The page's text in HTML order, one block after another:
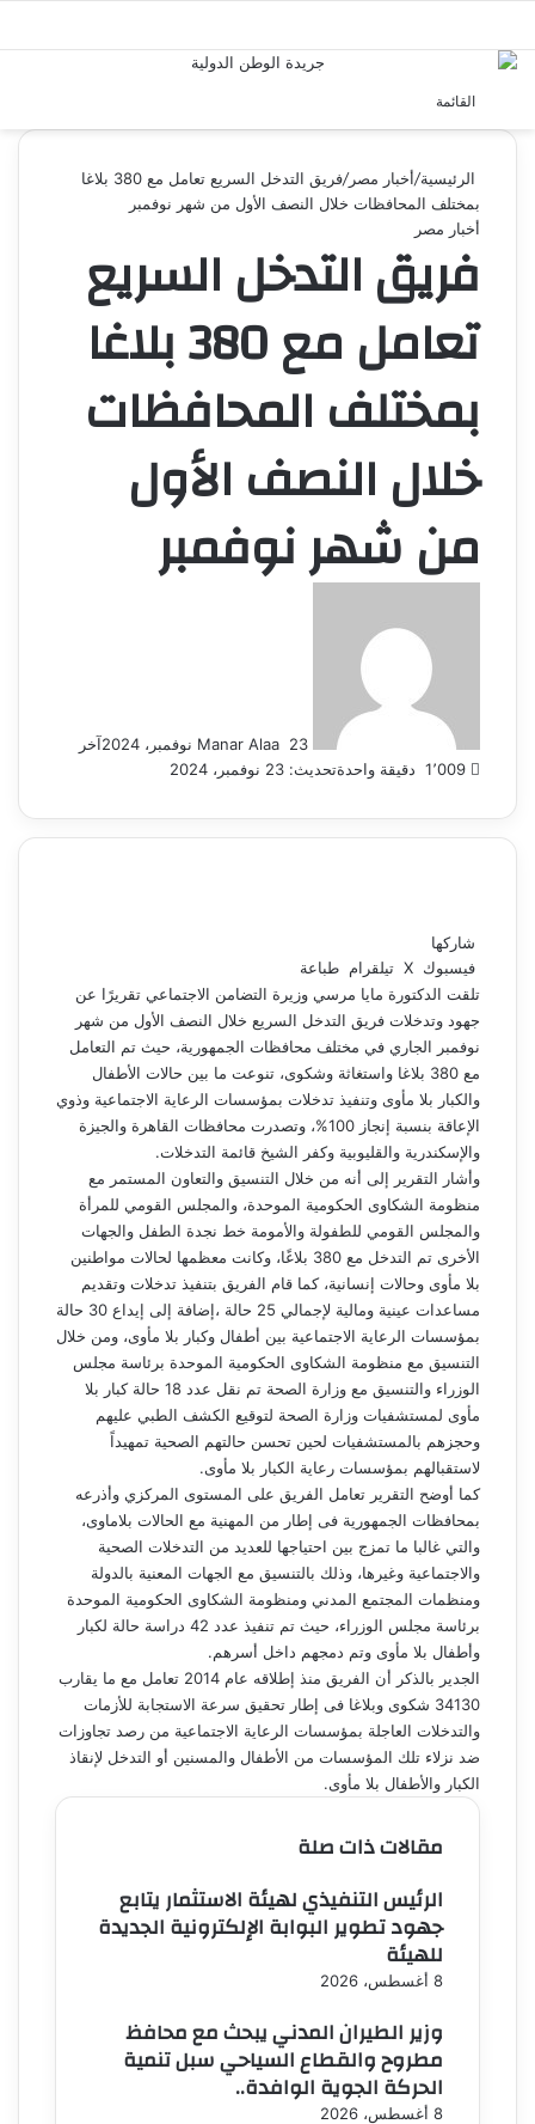
القائمة
الرئيسية/أخبار مصر/
فريق التدخل السريع تعامل مع 380 بلاغا
بمختلف المحافظات خلال النصف الأول من شهر نوفمبر
أخبار مصر
فريق التدخل السريع
تعامل مع 380 بلاغا
بمختلف المحافظات
خلال النصف الأول
من شهر نوفمبر
Manar Alaa 23 نوفمبر، 2024
آخر
تحديث: 23 نوفمبر، 2024دقيقة واحدة
شاركها
فيسبوك ‫X تيلقرام طباعة
تلقت الدكتورة مايا مرسي وزيرة التضامن الاجتماعي تقريرًا عن
جهود وتدخلات فريق التدخل السريع خلال النصف الأول من شهر
نوفمبر الجاري في مختلف محافظات الجمهورية، حيث تم التعامل
مع 380 بلاغا واستغاثة وشكوى، تنوعت ما بين حالات الأطفال
والكبار بلا مأوى وتنفيذ تدخلات بمؤسسات الرعاية الاجتماعية وذوي
الإعاقة بنسبة إنجاز 100%، وتصدرت محافظات القاهرة والجيزة
والإسكندرية والقليوبية وكفر الشيخ قائمة التدخلات.
وأشار التقرير إلى أنه من خلال التنسيق والتعاون المستمر مع
منظومة الشكاوى الحكومية الموحدة، والمجلس القومي للمرأة
والمجلس القومي للطفولة والأمومة خط نجدة الطفل والجهات
الأخرى تم التدخل مع 380 بلاغًا، وكانت معظمها لحالات مواطنين
بلا مأوى وحالات إنسانية، كما قام الفريق بتنفيذ تدخلات وتقديم
مساعدات عينية ومالية لإجمالي 25 حالة ،إضافة إلى إيداع 30 حالة
بمؤسسات الرعاية الاجتماعية بين أطفال وكبار بلا مأوى، ومن خلال
التنسيق مع منظومة الشكاوى الحكومية الموحدة برئاسة مجلس
الوزراء والتنسيق مع وزارة الصحة تم نقل عدد 18 حالة كبار بلا
مأوى لمستشفيات وزارة الصحة لتوقيع الكشف الطبي عليهم
وحجزهم بالمستشفيات لحين تحسن حالتهم الصحية تمهيداً
لاستقبالهم بمؤسسات رعاية الكبار بلا مأوى.
كما أوضح التقرير تعامل الفريق على المستوى المركزي وأذرعه
بمحافظات الجمهورية فى إطار من المهنية مع الحالات بلاماوى،
والتي غالبا ما تمزج بين احتياجها للعديد من التدخلات الصحية
والاجتماعية وغيرها، وذلك بالتنسيق مع الجهات المعنية بالدولة
ومنظمات المجتمع المدني ومنظومة الشكاوى الحكومية الموحدة
برئاسة مجلس الوزراء، حيث تم تنفيذ عدد 42 دراسة حالة لكبار
وأطفال بلا مأوى وتم دمجهم داخل أسرهم.
الجدير بالذكر أن الفريق منذ إطلاقه عام 2014 تعامل مع ما يقارب
34130 شكوى وبلاغا فى إطار تحقيق سرعة الاستجابة للأزمات
والتدخلات العاجلة بمؤسسات الرعاية الاجتماعية من رصد تجاوزات
ضد نزلاء تلك المؤسسات من الأطفال والمسنين أو التدخل لإنقاذ
الكبار والأطفال بلا مأوى.
مقالات ذات صلة
الرئيس التنفيذي لهيئة الاستثمار يتابع
جهود تطوير البوابة الإلكترونية الجديدة
للهيئة
8 أغسطس، 2026
وزير الطيران المدني يبحث مع محافظ
مطروح والقطاع السياحي سبل تنمية
الحركة الجوية الوافدة..
8 أغسطس، 2026